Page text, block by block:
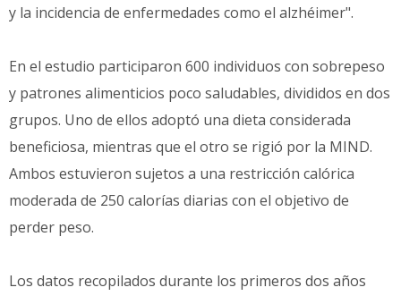
y la incidencia de enfermedades como el alzhéimer".
En el estudio participaron 600 individuos con sobrepeso
y patrones alimenticios poco saludables, divididos en dos
grupos. Uno de ellos adoptó una dieta considerada
beneficiosa, mientras que el otro se rigió por la MIND.
Ambos estuvieron sujetos a una restricción calórica
moderada de 250 calorías diarias con el objetivo de
perder peso.
Los datos recopilados durante los primeros dos años